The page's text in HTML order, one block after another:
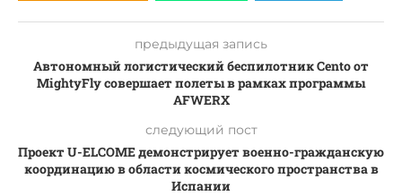
предыдущая запись
Автономный логистический беспилотник Cento от
MightyFly совершает полеты в рамках программы
AFWERX
следующий пост
Проект U-ELCOME демонстрирует военно-гражданскую
координацию в области космического пространства в
Испании